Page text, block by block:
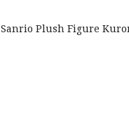
Sanrio Plush Figure